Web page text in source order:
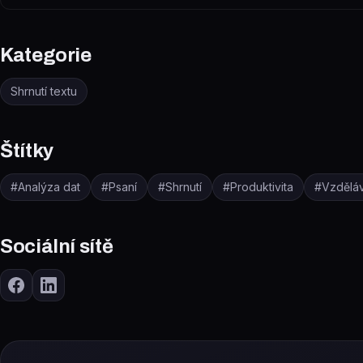
Kategorie
Shrnutí textu
Štítky
#Analýza dat #Psaní #Shrnutí #Produktivita #
Sociální sítě